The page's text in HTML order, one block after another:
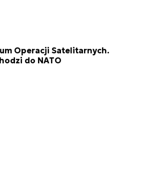
Operacji Satelitarnych.
do NATO